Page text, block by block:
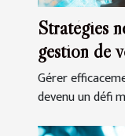
Stratégies
gestion de
Gérer
devenu un défi